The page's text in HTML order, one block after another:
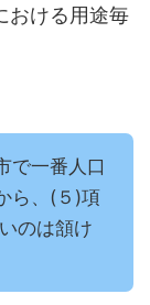
おける用途毎
で一番人口
ら、(５)項
のは頷け